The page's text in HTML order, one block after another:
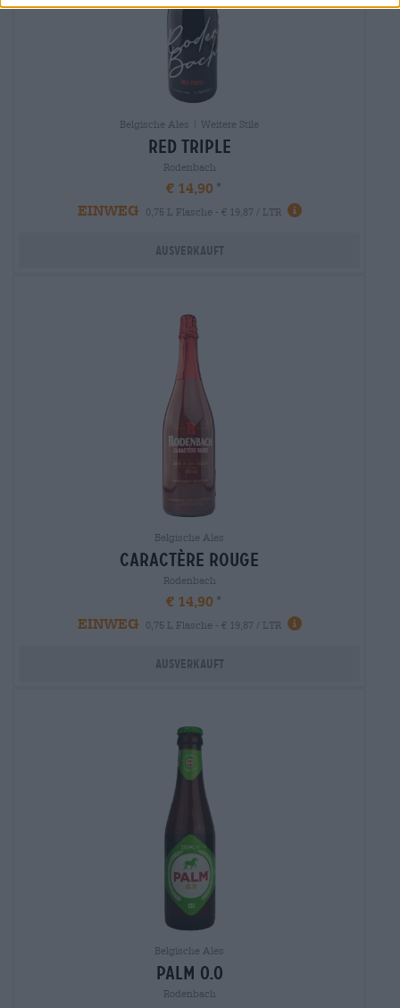
Belgische Ales | Weitere Stile
red triple
Rodenbach
€ 14,90
EINWEG
0,75 L Flasche - € 19,87 / LTR
Ausverkauft
Belgische Ales
caractère rouge
Rodenbach
€ 14,90
EINWEG
0,75 L Flasche - € 19,87 / LTR
Ausverkauft
Belgische Ales
palm 0.0
Rodenbach